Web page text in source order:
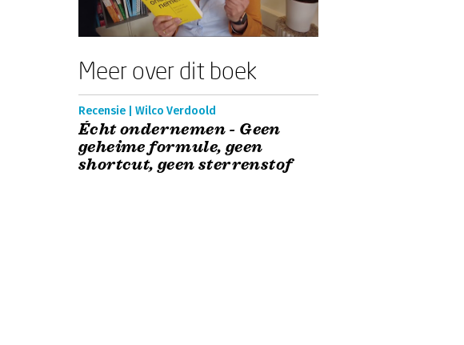
Meer over dit boek
Recensie | Wilco Verdoold
Écht ondernemen - Geen
geheime formule, geen
shortcut, geen sterrenstof